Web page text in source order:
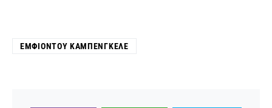
ΕΜΦΙΟΝΤΟΎ ΚΑΜΠΕΝΓΚΈΛΕ